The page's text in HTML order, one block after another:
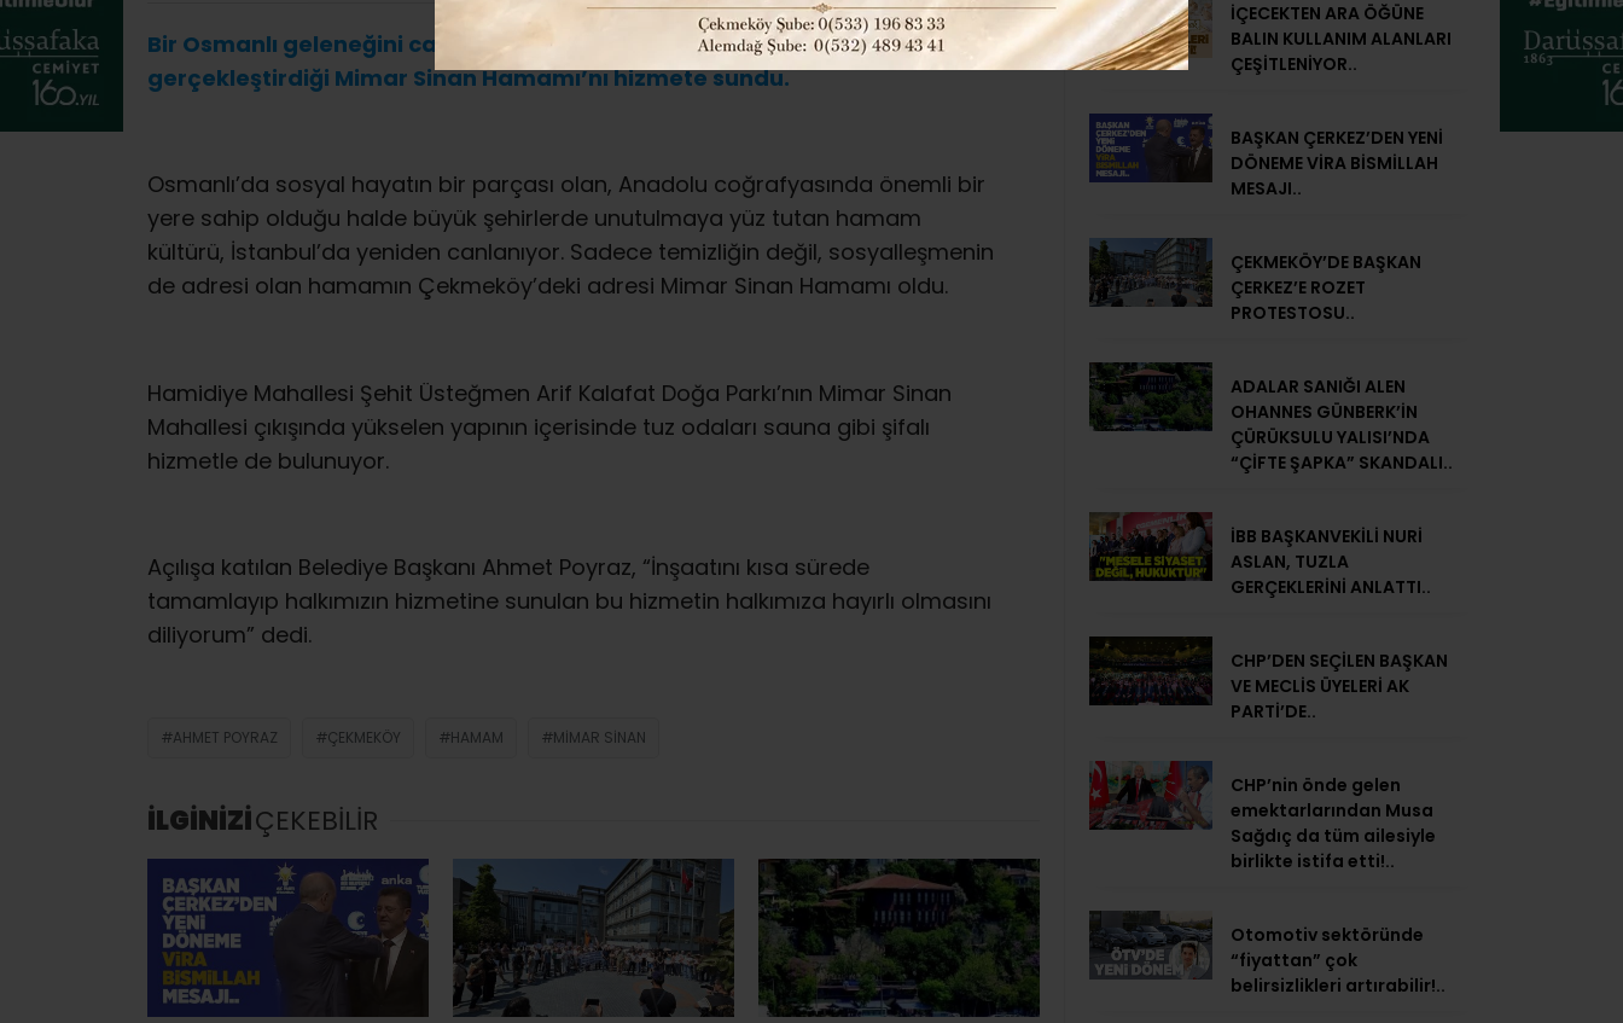
Bir Osmanlı geleneğini canlandıran Çekmeköy Belediyesi, açılışını
gerçekleştirdiği Mimar Sinan Hamamı’nı hizmete sundu.
Osmanlı’da sosyal hayatın bir parçası olan, Anadolu coğrafyasında önemli bir
yere sahip olduğu halde büyük şehirlerde unutulmaya yüz tutan hamam
kültürü, İstanbul’da yeniden canlanıyor. Sadece temizliğin değil, sosyalleşmenin
de adresi olan hamamın Çekmeköy’deki adresi Mimar Sinan Hamamı oldu.
Hamidiye Mahallesi Şehit Üsteğmen Arif Kalafat Doğa Parkı’nın Mimar Sinan
Mahallesi çıkışında yükselen yapının içerisinde tuz odaları sauna gibi şifalı
hizmetle de bulunuyor.
Açılışa katılan Belediye Başkanı Ahmet Poyraz, “İnşaatını kısa sürede
tamamlayıp halkımızın hizmetine sunulan bu hizmetin halkımıza hayırlı olmasını
diliyorum” dedi.
AHMET POYRAZ ÇEKMEKÖY HAMAM MIMAR SINAN
İLGİNİZİÇEKEBİLİR
İÇECEKTEN ARA ÖĞÜNE
BALIN KULLANIM ALANLARI
ÇEŞİTLENİYOR..
BAŞKAN ÇERKEZ’DEN YENİ
DÖNEME VİRA BİSMİLLAH
MESAJI..
ÇEKMEKÖY’DE BAŞKAN
ÇERKEZ’E ROZET
PROTESTOSU..
ADALAR SANIĞI ALEN
OHANNES GÜNBERK’İN
ÇÜRÜKSULU YALISI’NDA
“ÇİFTE ŞAPKA” SKANDALI..
İBB BAŞKANVEKİLİ NURİ
ASLAN, TUZLA
GERÇEKLERİNİ ANLATTI..
CHP’DEN SEÇİLEN BAŞKAN
VE MECLİS ÜYELERİ AK
PARTİ’DE..
CHP’nin önde gelen
emektarlarından Musa
Sağdıç da tüm ailesiyle
birlikte istifa etti!..
Otomotiv sektöründe
“fiyattan” çok
belirsizlikleri artırabilir!..